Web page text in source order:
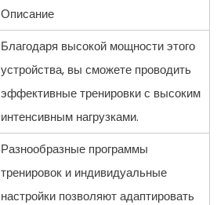
Описание
Благодаря высокой мощности этого
устройства, вы сможете проводить
эффективные тренировки с высоким
интенсивным нагрузками.
Разнообразные программы
тренировок и индивидуальные
настройки позволяют адаптировать